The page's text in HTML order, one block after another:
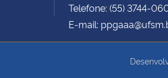
Telefone: (55) 3744-
E-mail: